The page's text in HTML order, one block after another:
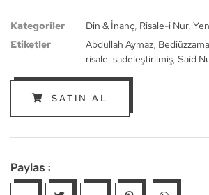
Kategoriler Din & İnanç, Risale-i Nur,
Etiketler
Abdullah Aymaz,
risale, sadeleştirilmiş, Said
SATIN AL
Paylas :